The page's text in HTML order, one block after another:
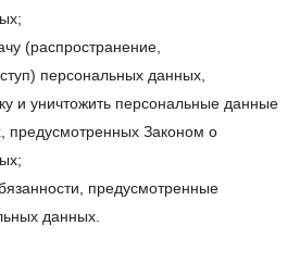
(распространение,
персональных данных,
и уничтожить персональные данные
предусмотренных Законом о
предусмотренные
данных.